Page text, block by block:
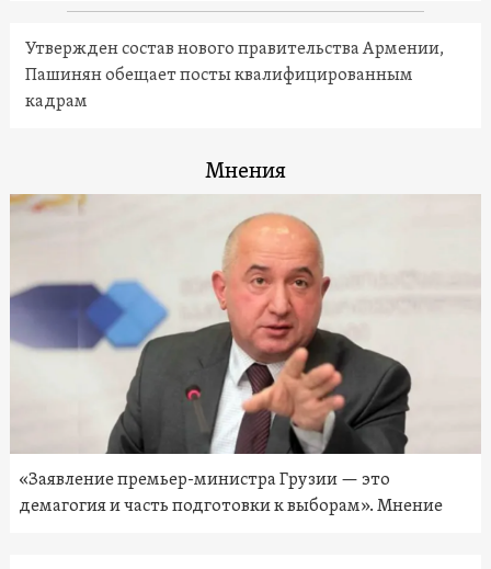
Утвержден состав нового правительства Армении,
Пашинян обещает посты квалифицированным
кадрам
Мнения
«Заявление премьер-министра Грузии — это
демагогия и часть подготовки к выборам». Мнение